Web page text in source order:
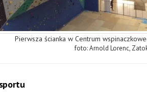
Pierwsza ścianka w Centrum
Arnold Lorenc,